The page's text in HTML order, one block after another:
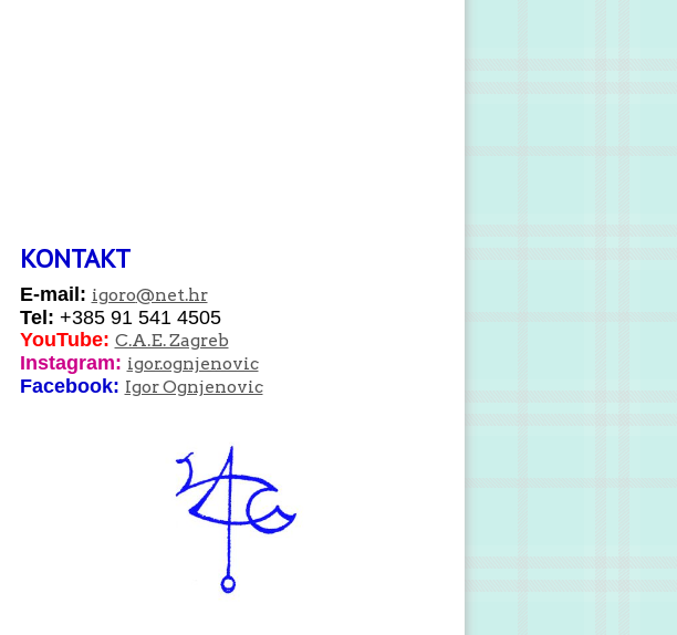
KONTAKT
E-mail: igoro@net.hr
Tel: +385 91 541 4505
YouTube: C.A.E. Zagreb
Instagram: igor.ognjenovic
Facebook: Igor Ognjenovic